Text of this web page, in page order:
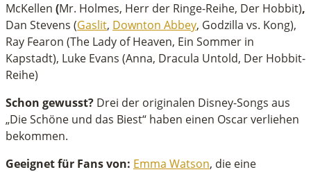
McKellen (Mr. Holmes, Herr der Ringe-Reihe, Der Hobbit),
Dan Stevens (Gaslit, Downton Abbey, Godzilla vs. Kong),
Ray Fearon (The Lady of Heaven, Ein Sommer in
Kapstadt), Luke Evans (Anna, Dracula Untold, Der Hobbit-
Reihe)
Schon gewusst? Drei der originalen Disney-Songs aus
„Die Schöne und das Biest“ haben einen Oscar verliehen
bekommen.
Geeignet für Fans von: Emma Watson, die eine